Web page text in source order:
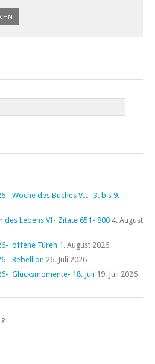
Woche des Buches VII- 3. bis 9.
des Lebens VI- Zitate 651- 800 4. August
offene Türen 1. August 2026
Rebellion 26. Juli 2026
Glücksmomente- 18. Juli 19. Juli 2026